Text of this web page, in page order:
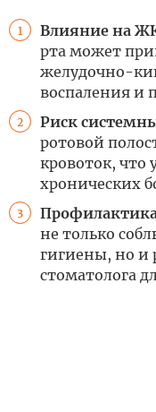
1 Влияние на
рта может
желудочно-
воспаления и
2 Риск
ротовой
кровоток, что
хронических
3
не только
гигиены, но и
стоматолога